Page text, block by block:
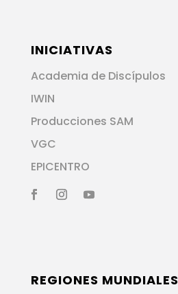
INICIATIVAS
Academia de Discípulos
IWIN
Producciones SAM
VGC
EPICENTRO
REGIONES MUNDIALES